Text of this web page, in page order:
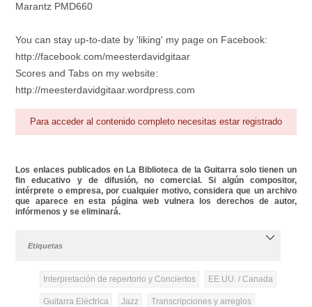
Marantz PMD660
You can stay up-to-date by 'liking' my page on Facebook:
http://facebook.com/meesterdavidgitaar
Scores and Tabs on my website:
http://meesterdavidgitaar.wordpress.com
Para acceder al contenido completo necesitas estar registrado
Los enlaces publicados en La Biblioteca de la Guitarra solo tienen un
fin educativo y de difusión, no comercial. Si algún compositor,
intérprete o empresa, por cualquier motivo, considera que un archivo
que aparece en esta página web vulnera los derechos de autor,
infórmenos y se eliminará.
Etiquetas
Interpretación de repertorio y Conciertos EE.UU. / Canada
Guitarra Eléctrica Jazz Transcripciones y arreglos